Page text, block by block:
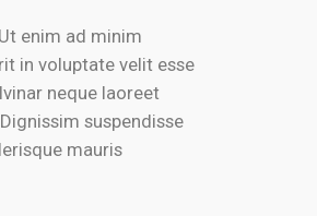
enim ad minim
in voluptate velit esse
neque laoreet
suspendisse
mauris